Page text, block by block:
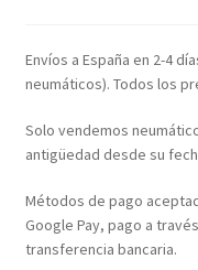
Envíos a España en 2-4
neumáticos). Todos los
Solo vendemos
antigüedad desde su
Métodos de pago
Google Pay, pago a
transferencia bancaria.